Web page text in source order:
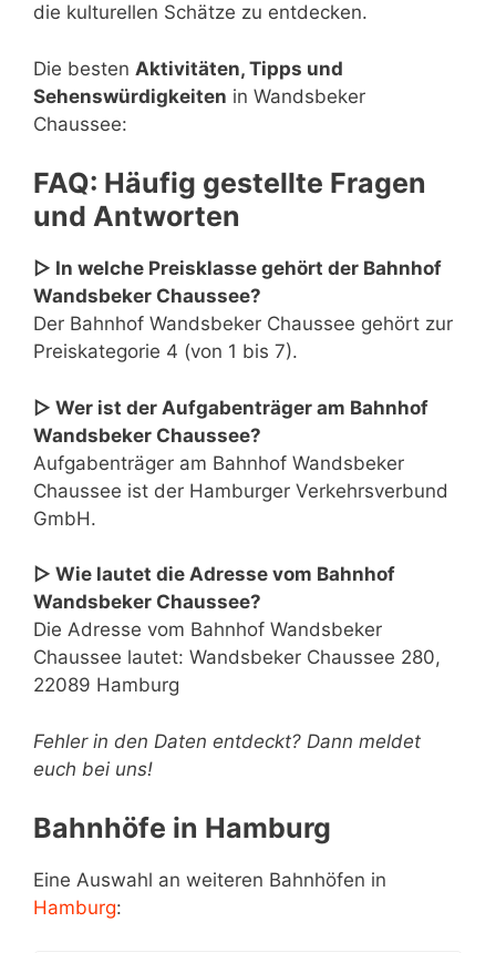
die kulturellen Schätze zu entdecken.
Die besten Aktivitäten, Tipps und
Sehenswürdigkeiten in Wandsbeker
Chaussee:
FAQ: Häufig gestellte Fragen
und Antworten
▷ In welche Preisklasse gehört der Bahnhof
Wandsbeker Chaussee?
Der Bahnhof Wandsbeker Chaussee gehört zur
Preiskategorie 4 (von 1 bis 7).
▷ Wer ist der Aufgabenträger am Bahnhof
Wandsbeker Chaussee?
Aufgabenträger am Bahnhof Wandsbeker
Chaussee ist der Hamburger Verkehrsverbund
GmbH.
▷ Wie lautet die Adresse vom Bahnhof
Wandsbeker Chaussee?
Die Adresse vom Bahnhof Wandsbeker
Chaussee lautet: Wandsbeker Chaussee 280,
22089 Hamburg
Fehler in den Daten entdeckt? Dann meldet
euch bei uns!
Bahnhöfe in Hamburg
Eine Auswahl an weiteren Bahnhöfen in
Hamburg: